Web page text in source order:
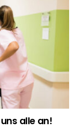
alle an!